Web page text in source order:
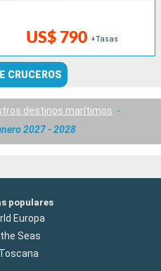
US$ 790 +Tasas
CRUCEROS
destinos marítimos
2027 - 2028
populares
Europa
Seas